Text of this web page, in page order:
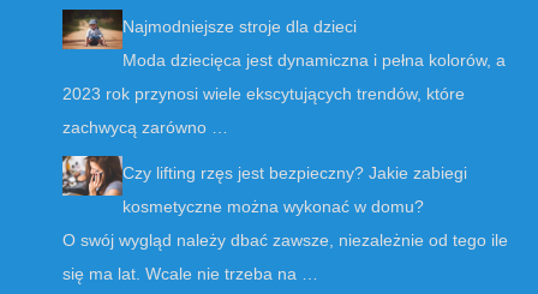
Najmodniejsze stroje dla dzieci
Moda dziecięca jest dynamiczna i pełna kolorów, a
2023 rok przynosi wiele ekscytujących trendów, które
zachwycą zarówno …
Czy lifting rzęs jest bezpieczny? Jakie zabiegi
kosmetyczne można wykonać w domu?
O swój wygląd należy dbać zawsze, niezależnie od tego ile
się ma lat. Wcale nie trzeba na …